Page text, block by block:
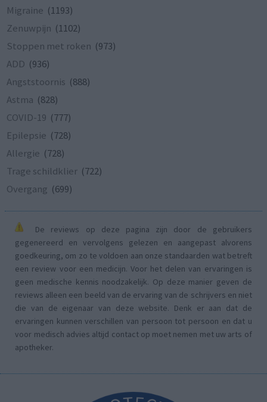
Migraine (1193)
Zenuwpijn (1102)
Stoppen met roken (973)
ADD (936)
Angststoornis (888)
Astma (828)
COVID-19 (777)
Epilepsie (728)
Allergie (728)
Trage schildklier (722)
Overgang (699)
De reviews op deze pagina zijn door de gebruikers
gegenereerd en vervolgens gelezen en aangepast alvorens
goedkeuring, om zo te voldoen aan onze standaarden wat betreft
een review voor een medicijn. Voor het delen van ervaringen is
geen medische kennis noodzakelijk. Op deze manier geven de
reviews alleen een beeld van de ervaring van de schrijvers en niet
die van de eigenaar van deze website. Denk er aan dat de
ervaringen kunnen verschillen van persoon tot persoon en dat u
voor medisch advies altijd contact op moet nemen met uw arts of
apotheker.